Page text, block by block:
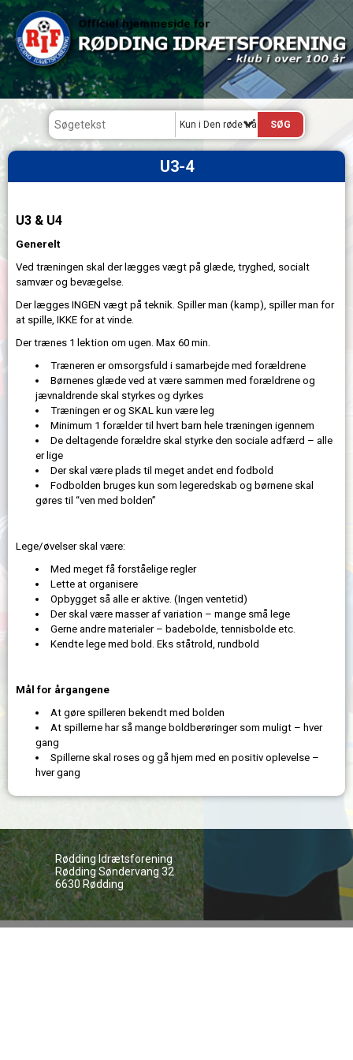
Kun i Den røde tråd
U3-4
U3 & U4
Generelt
Ved træningen skal der lægges vægt på glæde, tryghed, socialt
samvær og bevægelse.
Der lægges INGEN vægt på teknik. Spiller man (kamp), spiller man for
at spille, IKKE for at vinde.
Der trænes 1 lektion om ugen. Max 60 min.
Træneren er omsorgsfuld i samarbejde med forældrene
Børnenes glæde ved at være sammen med forældrene og
jævnaldrende skal styrkes og dyrkes
Træningen er og SKAL kun være leg
Minimum 1 forælder til hvert barn hele træningen igennem
De deltagende forældre skal styrke den sociale adfærd – alle
er lige
Der skal være plads til meget andet end fodbold
Fodbolden bruges kun som legeredskab og børnene skal
gøres til “ven med bolden”
Lege/øvelser skal være:
Med meget få forståelige regler
Lette at organisere
Opbygget så alle er aktive. (Ingen ventetid)
Der skal være masser af variation – mange små lege
Gerne andre materialer – badebolde, tennisbolde etc.
Kendte lege med bold. Eks ståtrold, rundbold
Mål for årgangene
At gøre spilleren bekendt med bolden
At spillerne har så mange boldberøringer som muligt – hver
gang
Spillerne skal roses og gå hjem med en positiv oplevelse –
hver gang
Rødding Idrætsforening
Rødding Søndervang 32
6630 Rødding